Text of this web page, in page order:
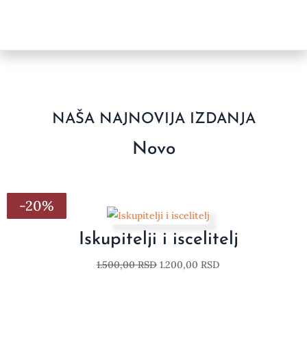
NAŠA NAJNOVIJA IZDANJA
Novo
-20%
Iskupitelji i iscelitelj
1.500,00RSD 1.200,00 RSD
-20%
-20%
-20%
-20%
-20%
-20%